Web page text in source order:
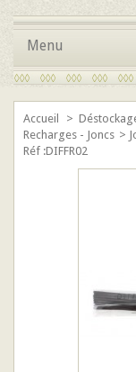
Menu
Accueil >
Recharges - Joncs >
Réf :DIFFR02